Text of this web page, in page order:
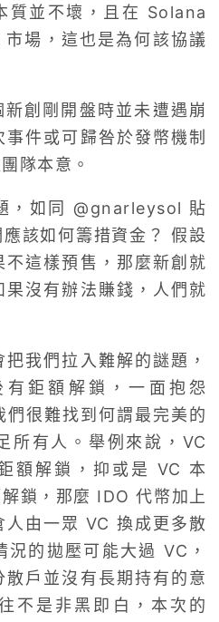
質並不壞，且在 Solana
市場，這也是為何該協議
創剛開盤時並未遭遇崩
件或可歸咎於發幣機制
隊本意。
，如同 @gnarleysol 貼
該如何籌措資金？ 假設
這樣預售，那麼新創就
沒有辦法賺錢，人們就
我們拉入難解的謎題，
鉅額解鎖，一面抱怨
很難找到何謂最完美的
所有人。舉例來說，VC
額解鎖，抑或是 VC 本
鎖，那麼 IDO 代幣加上
由一眾 VC 換成更多散
的拋壓可能大過 VC，
戶並沒有長期持有的意
不是非黑即白，本次的